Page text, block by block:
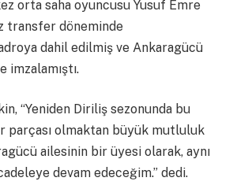
orta saha oyuncusu Yusuf Emre
transfer döneminde
dahil edilmiş ve Ankaragücü
imzalamıştı.
“Yeniden Diriliş sezonunda bu
parçası olmaktan büyük mutluluk
ailesinin bir üyesi olarak, aynı
devam edeceğim.” dedi.